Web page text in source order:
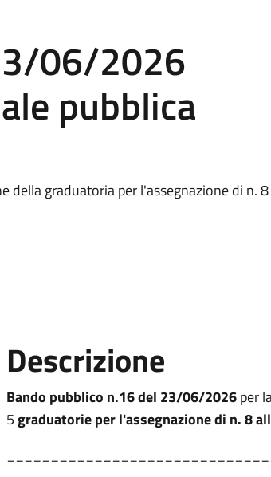
06/2026
pubblica
graduatoria per l'assegnazione di n.
Descrizione
Bando pubblico n.16 del 23/06/2026per
5graduatorie per l'assegnazione di n. 8